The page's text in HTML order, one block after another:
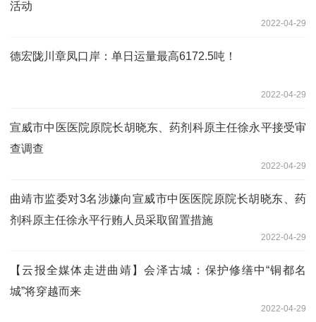
活动
2022-04-29
德宏陇川章凤口岸：单日运量最高6172.5吨！
2022-04-29
宣威市中医医院原院长胡晓东、药剂科原主任徐永平接受审
查调查
2022-04-29
曲靖市监委对3名涉嫌向宣威市中医医院原院长胡晓东、药
剂科原主任徐永平行贿人员采取留置措施
2022-04-29
【云报全媒体走进曲靖】会泽古城：保护修缮中“铜都名
城”将穿越而来
2022-04-29